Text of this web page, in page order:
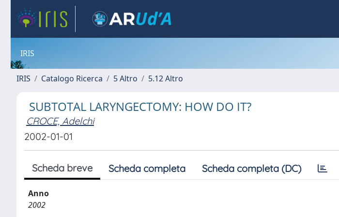
IRIS
IRIS Catalogo Ricerca 5 Altro 5.12 Altro
SUBTOTAL LARYNGECTOMY: HOW DO IT?
CROCE, Adelchi
2002-01-01
Scheda breve Scheda completa Scheda completa (DC)
Anno
2002